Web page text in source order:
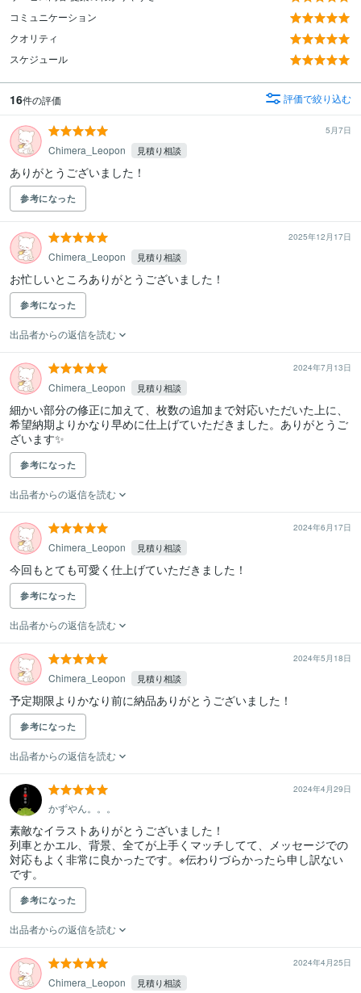
コミュニケーション
クオリティ
スケジュール
16件の評価 評価で絞り込む
5月7日
Chimera_Leopon 見積り相談
参考になった
2025年12月17日
Chimera_Leopon 見積り相談
お忙しいところありがとうございました！
参考になった
出品者からの返信を読む
2024年7月13日
Chimera_Leopon 見積り相談
細かい部分の修正に加えて、枚数の追加まで対応いただいた上に、
希望納期よりかなり早めに仕上げていただきました。ありがとうご
ざいます✨
参考になった
出品者からの返信を読む
2024年6月17日
Chimera_Leopon 見積り相談
今回もとても可愛く仕上げていただきました！
参考になった
出品者からの返信を読む
2024年5月18日
Chimera_Leopon 見積り相談
予定期限よりかなり前に納品ありがとうございました！
参考になった
出品者からの返信を読む
2024年4月29日
かずやん。。。
素敵なイラストありがとうございました！
列車とかエル、背景、全てが上手くマッチしてて、メッセージでの
対応もよく非常に良かったです。※伝わりづらかったら申し訳ない
です。
参考になった
出品者からの返信を読む
2024年4月25日
Chimera_Leopon 見積り相談